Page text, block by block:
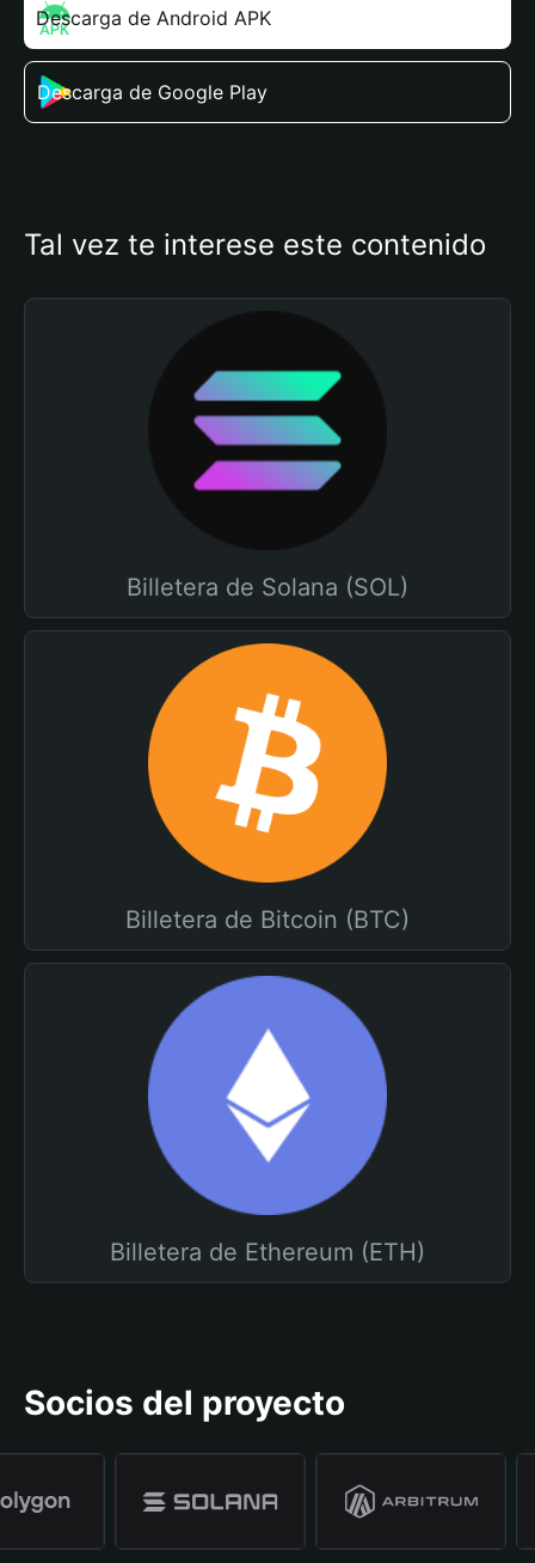
Descarga de Android APK
Descarga de Google Play
Tal vez te interese este contenido
Billetera de Solana (SOL)
Billetera de Bitcoin (BTC)
Billetera de Ethereum (ETH)
Socios del proyecto